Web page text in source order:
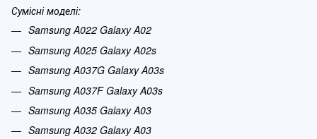
Сумісні моделі:
Samsung A022 Galaxy A02
Samsung A025 Galaxy A02s
Samsung A037G Galaxy A03s
Samsung A037F Galaxy A03s
Samsung A035 Galaxy A03
Samsung A032 Galaxy A03